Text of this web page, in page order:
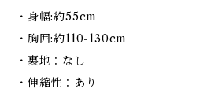
・身幅:約55cm
・胸囲:約110-130cm
・裏地：なし
・伸縮性：あり